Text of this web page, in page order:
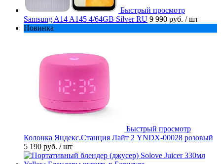
Быстрый просмотр
Samsung A14 A145 4/64GB Silver RU 9 990 руб. / шт
Новинка
Быстрый просмотр
Колонка Яндекс.Станция Лайт 2 YNDX-00028 розовый
5 190 руб. / шт